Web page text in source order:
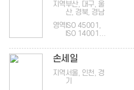
지역부산, 대구, 울
산, 경북, 경남
영역ISO 45001,
ISO 14001,
37301/3700
1
손세일
지역서울, 인천, 경
기